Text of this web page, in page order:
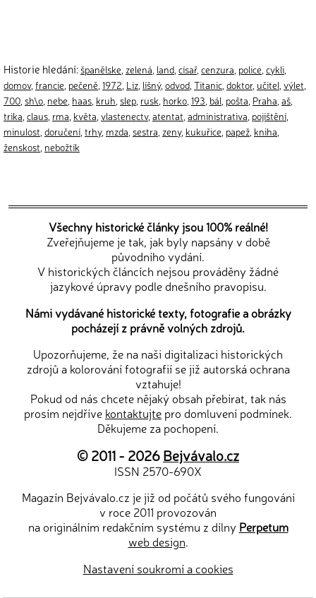
Historie hledání: španělske zelená land císař, cenzura police cykli
domov, francie pečeně 1972 Liz líšný, odvod Titanic doktor, učitel výlet
700 sh\o nebe haas kruh slep rusk horko 193 bál pošta Praha aš
trika claus rma květa vlastenectv, atentat administrativa pojištění
minulost doručení trhy, mzda sestra zeny, kukuřice papež kniha
ženskost nebožtík
Všechny historické články jsou 100% reálné!
Zveřejňujeme je tak, jak byly napsány v době
původního vydání.
V historických článcích nejsou prováděny žádné
jazykové úpravy podle dnešního pravopisu.
Námi vydávané historické texty, fotografie a obrázky
pocházejí z právně volných zdrojů.
Upozorňujeme, že na naši digitalizaci historických
zdrojů a kolorování fotografií se již autorská ochrana
vztahuje!
Pokud od nás chcete nějaký obsah přebírat, tak nás
prosím nejdříve kontaktujte pro domluvení podmínek.
Děkujeme za pochopení.
© 2011 - 2026Bejvávalo.cz
ISSN 2570-690X
Magazín Bejvávalo.cz je již od počátů svého fungování
v roce 2011 provozován
na originálním redakčním systému z dílny Perpetum
web design.
Nastavení soukromí a cookies